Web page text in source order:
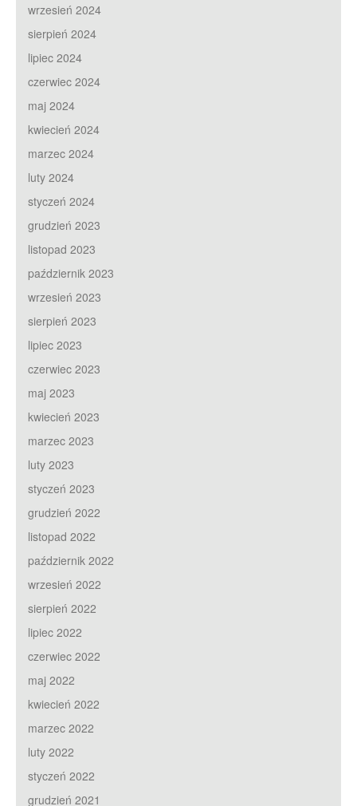
wrzesień 2024
sierpień 2024
lipiec 2024
czerwiec 2024
maj 2024
kwiecień 2024
marzec 2024
luty 2024
styczeń 2024
grudzień 2023
listopad 2023
październik 2023
wrzesień 2023
sierpień 2023
lipiec 2023
czerwiec 2023
maj 2023
kwiecień 2023
marzec 2023
luty 2023
styczeń 2023
grudzień 2022
listopad 2022
październik 2022
wrzesień 2022
sierpień 2022
lipiec 2022
czerwiec 2022
maj 2022
kwiecień 2022
marzec 2022
luty 2022
styczeń 2022
grudzień 2021